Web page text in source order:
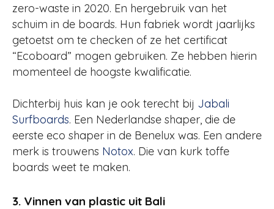
zero-waste in 2020. En hergebruik van het
schuim in de boards. Hun fabriek wordt jaarlijks
getoetst om te checken of ze het certificat
“Ecoboard” mogen gebruiken. Ze hebben hierin
momenteel de hoogste kwalificatie.
Dichterbij huis kan je ook terecht bij Jabali
Surfboards. Een Nederlandse shaper, die de
eerste eco shaper in de Benelux was. Een andere
merk is trouwens Notox. Die van kurk toffe
boards weet te maken.
3. Vinnen van plastic uit Bali